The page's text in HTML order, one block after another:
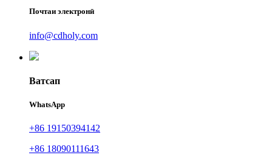
Почтаи электронӣ
info@cdholy.com
Ватсап
WhatsApp
+86 19150394142
+86 18090111643